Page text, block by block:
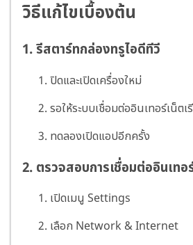
วิธีแก้ไขเบื้องต้น
1. รีสตาร์ทกล่องทรูไอดีทีวี
ปิดและเปิดเครื่องใหม่
รอให้ระบบเชื่อมต่ออินเทอร์เน็ตเ
ทดลองเปิดแอปอีกครั้ง
2. ตรวจสอบการเชื่อมต่ออินเทอ
เปิดเมนู Settings
เลือก Network & Internet